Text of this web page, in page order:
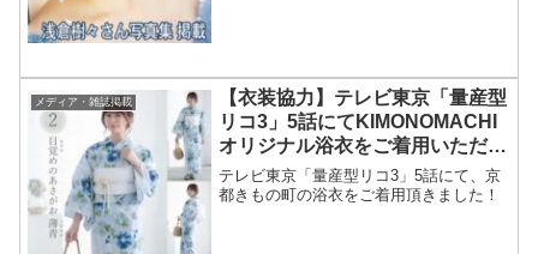
メディア・雑誌掲載
【衣装協力】テレビ東京「量産型
リコ3」5話にてKIMONOMACHI
オリジナル浴衣をご着用いただき
ました！
テレビ東京「量産型リコ3」5話にて、京
都きもの町の浴衣をご着用頂きました！